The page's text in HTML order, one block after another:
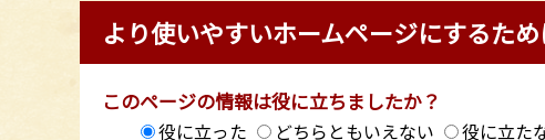
より使いやすいホームページにするた
このページの情報は役に立ちましたか？
役に立った どちらともいえない 役に立た